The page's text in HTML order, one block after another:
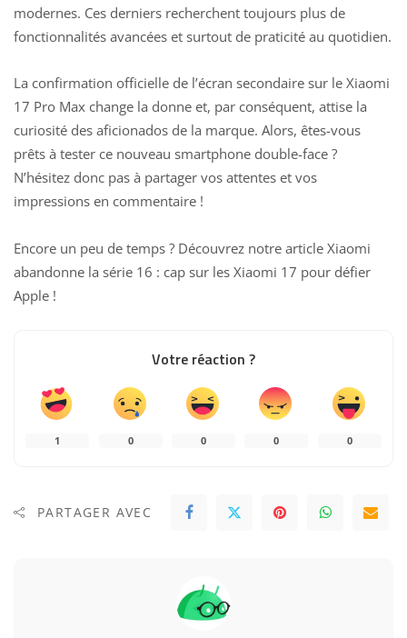
modernes. Ces derniers recherchent toujours plus de
fonctionnalités avancées et surtout de praticité au quotidien.
La confirmation officielle de l’écran secondaire sur le Xiaomi
17 Pro Max change la donne et, par conséquent, attise la
curiosité des aficionados de la marque. Alors, êtes-vous
prêts à tester ce nouveau smartphone double-face ?
N’hésitez donc pas à partager vos attentes et vos
impressions en commentaire !
Encore un peu de temps ? Découvrez notre article Xiaomi
abandonne la série 16 : cap sur les Xiaomi 17 pour défier
Apple !
Votre réaction ?
1 0 0 0 0
PARTAGER AVEC